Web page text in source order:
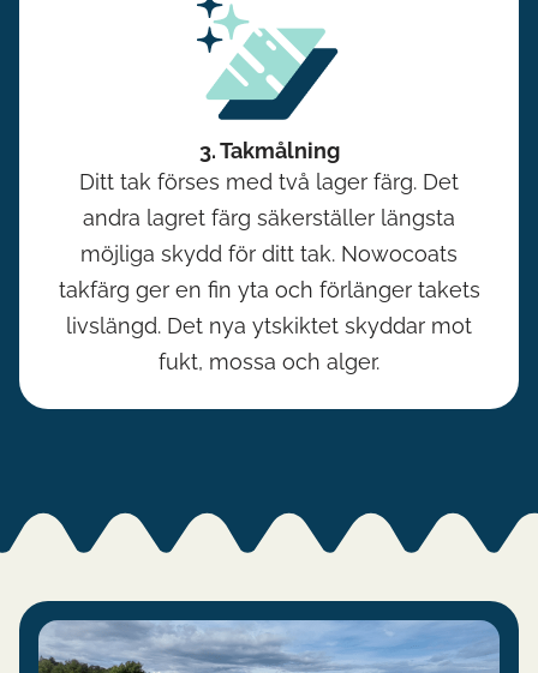
3. Takmålning
Ditt tak förses med två lager färg. Det
andra lagret färg säkerställer längsta
möjliga skydd för ditt tak. Nowocoats
takfärg ger en fin yta och förlänger takets
livslängd. Det nya ytskiktet skyddar mot
fukt, mossa och alger.